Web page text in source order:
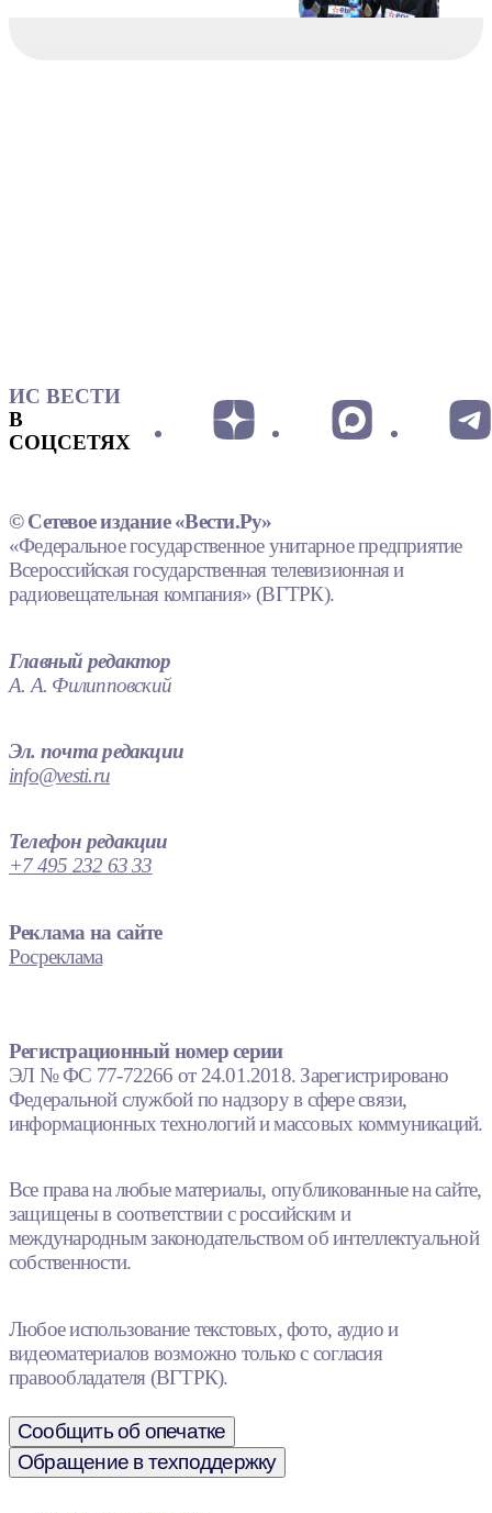
ИС ВЕСТИ
В
СОЦСЕТЯХ
© Сетевое издание «Вести.Ру»
«Федеральное государственное унитарное предприятие
Всероссийская государственная телевизионная и
радиовещательная компания» (ВГТРК).
Главный редактор
А. А. Филипповский
Эл. почта редакции
info@vesti.ru
Телефон редакции
+7 495 232 63 33
Реклама на сайте
Росреклама
Регистрационный номер серии
ЭЛ № ФС 77-72266 от 24.01.2018. Зарегистрировано
Федеральной службой по надзору в сфере связи,
информационных технологий и массовых коммуникаций.
Все права на любые материалы, опубликованные на сайте,
защищены в соответствии с российским и
международным законодательством об интеллектуальной
собственности.
Любое использование текстовых, фото, аудио и
видеоматериалов возможно только с согласия
правообладателя (ВГТРК).
Сообщить об опечатке
Обращение в техподдержку